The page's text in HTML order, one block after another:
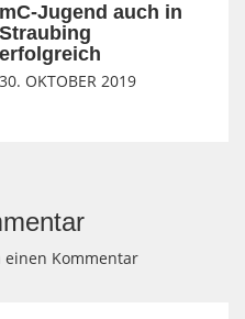
mC-Jugend auch in
Straubing
erfolgreich
30. OKTOBER 2019
einen Kommentar